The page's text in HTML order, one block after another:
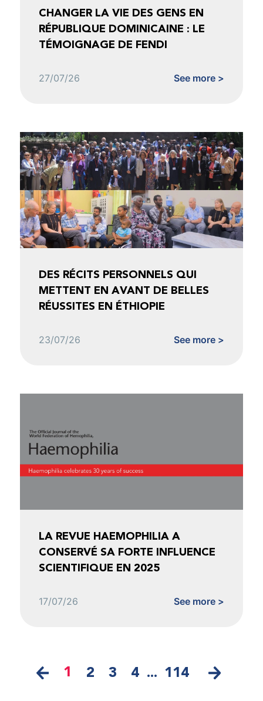
CHANGER LA VIE DES GENS EN
RÉPUBLIQUE DOMINICAINE : LE
TÉMOIGNAGE DE FENDI
27/07/26 See more >
DES RÉCITS PERSONNELS QUI
METTENT EN AVANT DE BELLES
RÉUSSITES EN ÉTHIOPIE
23/07/26 See more >
LA REVUE HAEMOPHILIA A
CONSERVÉ SA FORTE INFLUENCE
SCIENTIFIQUE EN 2025
17/07/26 See more >
1 2 3 4 ... 114